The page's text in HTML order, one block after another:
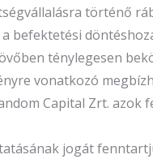
történő
befektetési
ténylegesen
vonatkozó
Capital Zrt.
jogát